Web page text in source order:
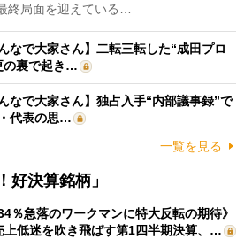
終局面を迎えている…
なで大家さん】二転三転した“成田プロ
の裏で起き…
なで大家さん】独占入手“内部議事録”で
代表の思…
一覧を見る
好決算銘柄」
％急落のワークマンに特大反転の期待》
上低迷を吹き飛ばす第1四半期決算、…